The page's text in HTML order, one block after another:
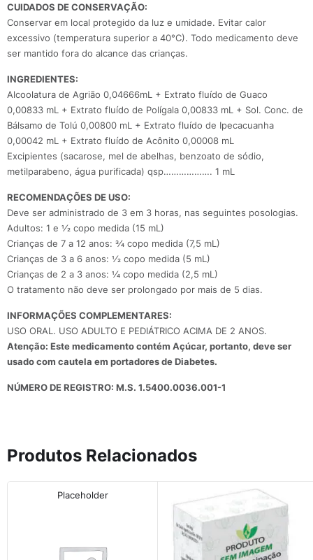
CUIDADOS DE CONSERVAÇÃO:
Conservar em local protegido da luz e umidade. Evitar calor
excessivo (temperatura superior a 40°C). Todo medicamento deve
ser mantido fora do alcance das crianças.
INGREDIENTES:
Alcoolatura de Agrião 0,04666mL + Extrato fluído de Guaco
0,00833 mL + Extrato fluído de Polígala 0,00833 mL + Sol. Conc. de
Bálsamo de Tolú 0,00800 mL + Extrato fluído de Ipecacuanha
0,00042 mL + Extrato fluído de Acônito 0,00008 mL
Excipientes (sacarose, mel de abelhas, benzoato de sódio,
metilparabeno, água purificada) qsp………………. 1 mL
RECOMENDAÇÕES DE USO:
Deve ser administrado de 3 em 3 horas, nas seguintes posologias.
Adultos: 1 e 1⁄2 copo medida (15 mL)
Crianças de 7 a 12 anos: 3⁄4 copo medida (7,5 mL)
Crianças de 3 a 6 anos: 1⁄2 copo medida (5 mL)
Crianças de 2 a 3 anos: 1⁄4 copo medida (2,5 mL)
O tratamento não deve ser prolongado por mais de 5 dias.
INFORMAÇÕES COMPLEMENTARES:
USO ORAL. USO ADULTO E PEDIÁTRICO ACIMA DE 2 ANOS.
Atenção: Este medicamento contém Açúcar, portanto, deve ser
usado com cautela em portadores de Diabetes.
NÚMERO DE REGISTRO: M.S. 1.5400.0036.001-1
Produtos Relacionados
Placeholder